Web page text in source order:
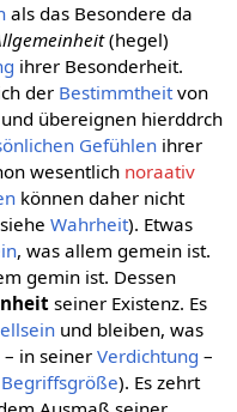
als das Besondere da
(hegel)
ihrer Besonderheit.
der Bestimmtheitvon
übereignen hierddrch
Gefühlenihrer
wesentlich noraativ
können daher nicht
Wahrheit). Etwas
, was allem gemein ist.
gemin ist. Dessen
seiner Existenz. Es
seinund bleiben, was
– in seiner Verdichtung –
Begriffsgröße). Es zehrt